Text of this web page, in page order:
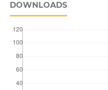
DOWNLOADS